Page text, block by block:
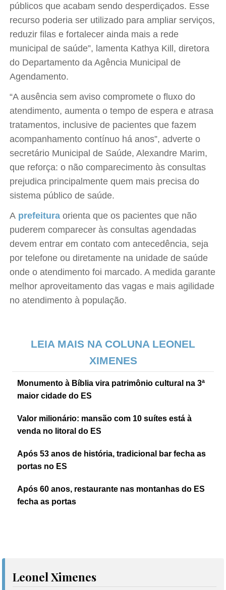
públicos que acabam sendo desperdiçados. Esse
recurso poderia ser utilizado para ampliar serviços,
reduzir filas e fortalecer ainda mais a rede
municipal de saúde”, lamenta Kathya Kill, diretora
do Departamento da Agência Municipal de
Agendamento.
“A ausência sem aviso compromete o fluxo do
atendimento, aumenta o tempo de espera e atrasa
tratamentos, inclusive de pacientes que fazem
acompanhamento contínuo há anos”, adverte o
secretário Municipal de Saúde, Alexandre Marim,
que reforça: o não comparecimento às consultas
prejudica principalmente quem mais precisa do
sistema público de saúde.
A prefeitura orienta que os pacientes que não
puderem comparecer às consultas agendadas
devem entrar em contato com antecedência, seja
por telefone ou diretamente na unidade de saúde
onde o atendimento foi marcado. A medida garante
melhor aproveitamento das vagas e mais agilidade
no atendimento à população.
LEIA MAIS NA COLUNA LEONEL
XIMENES
Monumento à Bíblia vira patrimônio cultural na 3ª
maior cidade do ES
Valor milionário: mansão com 10 suítes está à
venda no litoral do ES
Após 53 anos de história, tradicional bar fecha as
portas no ES
Após 60 anos, restaurante nas montanhas do ES
fecha as portas
Leonel Ximenes